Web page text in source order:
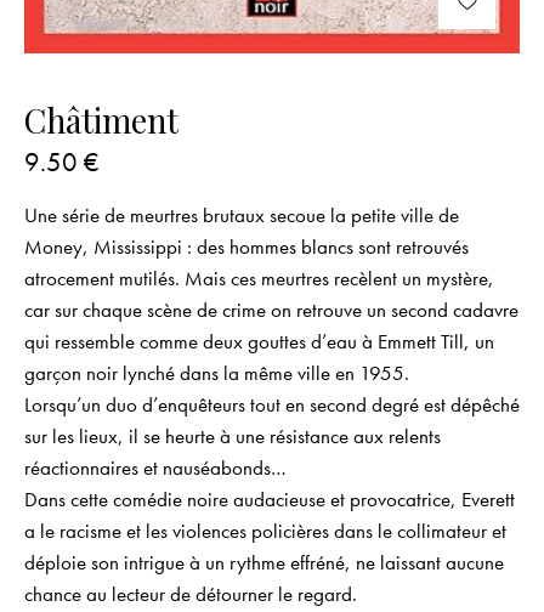
Châtiment
9.50 €
Une série de meurtres brutaux secoue la petite ville de
Money, Mississippi : des hommes blancs sont retrouvés
atrocement mutilés. Mais ces meurtres recèlent un mystère,
car sur chaque scène de crime on retrouve un second cadavre
qui ressemble comme deux gouttes d’eau à Emmett Till, un
garçon noir lynché dans la même ville en 1955.
Lorsqu’un duo d’enquêteurs tout en second degré est dépêché
sur les lieux, il se heurte à une résistance aux relents
réactionnaires et nauséabonds…
Dans cette comédie noire audacieuse et provocatrice, Everett
a le racisme et les violences policières dans le collimateur et
déploie son intrigue à un rythme effréné, ne laissant aucune
chance au lecteur de détourner le regard.